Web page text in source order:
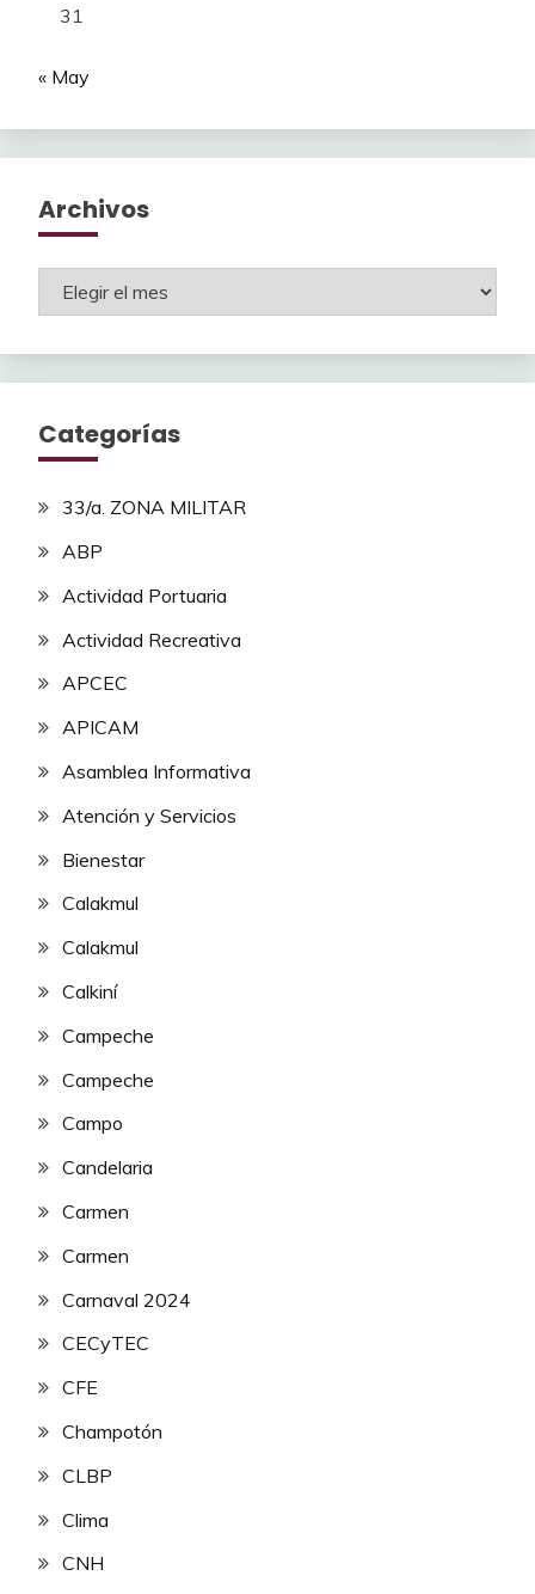
31
« May
Archivos
Archivos
Categorías
33/a. ZONA MILITAR
ABP
Actividad Portuaria
Actividad Recreativa
APCEC
APICAM
Asamblea Informativa
Atención y Servicios
Bienestar
Calakmul
Calakmul
Calkiní
Campeche
Campeche
Campo
Candelaria
Carmen
Carmen
Carnaval 2024
CECyTEC
CFE
Champotón
CLBP
Clima
CNH